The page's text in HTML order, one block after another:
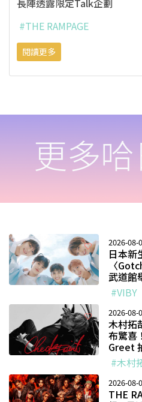
長陣透露限定Talk企劃
#THE RAMPAGE
閱讀更多
更多
2026-08-
日本新
〈
武道館
#VIBY
2026-08-
木村拓
布驚喜
Greet
#木村
2026-08-
THE